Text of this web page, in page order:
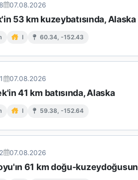
07.08.2026
53 km kuzeybatısında, Alaska
I 60.34, -152.43
07.08.2026
41 km batısında, Alaska
I 59.38, -152.64
07.08.2026
61 km doğu-